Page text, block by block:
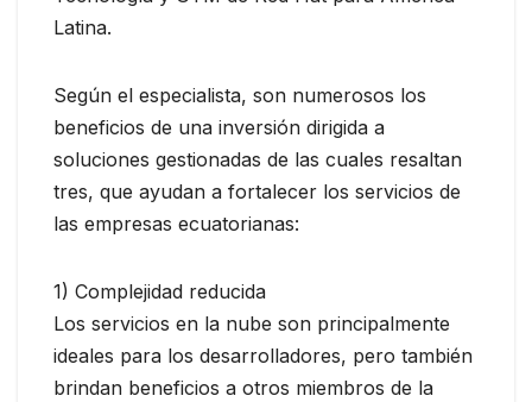
Latina.
Según el especialista, son numerosos los
beneficios de una inversión dirigida a
soluciones gestionadas de las cuales resaltan
tres, que ayudan a fortalecer los servicios de
las empresas ecuatorianas:
1) Complejidad reducida
Los servicios en la nube son principalmente
ideales para los desarrolladores, pero también
brindan beneficios a otros miembros de la